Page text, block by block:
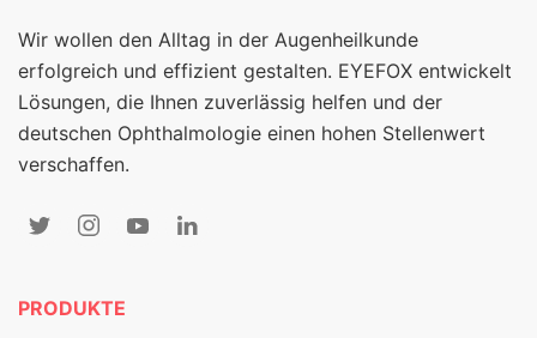
Wir wollen den Alltag in der Augenheilkunde
erfolgreich und effizient gestalten. EYEFOX entwickelt
Lösungen, die Ihnen zuverlässig helfen und der
deutschen Ophthalmologie einen hohen Stellenwert
verschaffen.
PRODUKTE